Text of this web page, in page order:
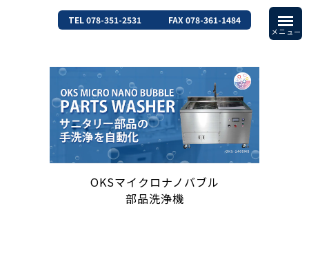
TEL 078-351-2531 FAX 078-361-1484
OKSマイクロナノバブル
部品洗浄機